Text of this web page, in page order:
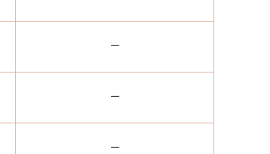
ー
ー
ー